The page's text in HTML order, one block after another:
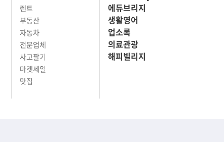
렌트
부동산
자동차
전문업체
사고팔기
마켓세일
맛집
에듀브리지
생활영어
업소록
의료관광
해피빌리지